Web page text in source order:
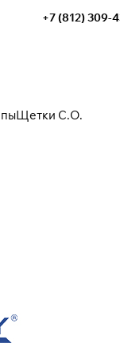
+7 (812) 309-
Щетки С.О.